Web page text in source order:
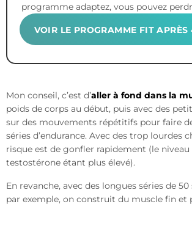
programme adaptez, vous pouvez
VOIR LE PROGRAMME FIT
Mon conseil, c’est d’aller à fond dans la
poids de corps au début, puis avec des
sur des mouvements répétitifs pour faire
séries d’endurance. Avec des trop lourdes
risque est de gonfler rapidement (le niveau
testostérone étant plus élevé).
En revanche, avec des longues séries de
par exemple, on construit du muscle fin et